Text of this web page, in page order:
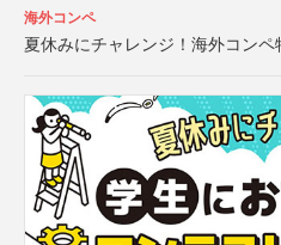
海外コンペ
夏休みにチャレンジ！海外コンペ